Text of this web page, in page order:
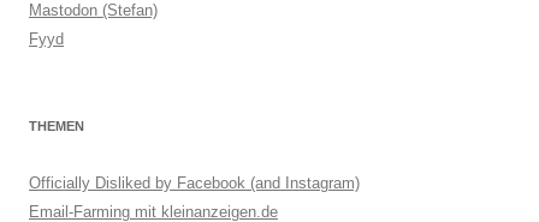
Mastodon (Stefan)
Fyyd
THEMEN
Officially Disliked by Facebook (and Instagram)
Email-Farming mit kleinanzeigen.de